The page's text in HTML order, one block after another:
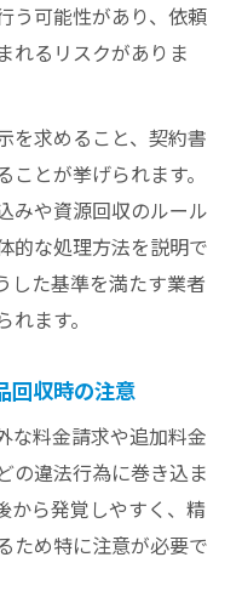
う可能性があり、依頼
れるリスクがありま
を求めること、契約書
とが挙げられます。
みや資源回収のルール
的な処理方法を説明で
した基準を満たす業者
ます。
回収時の注意
な料金請求や追加料金
の違法行為に巻き込ま
から発覚しやすく、精
ため特に注意が必要で